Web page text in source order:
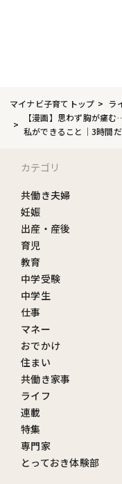
マイナビ子育てトップ ラ
【漫画】思わず胸が痛
私ができること｜3時間
カテゴリ
共働き夫婦
妊娠
出産・産後
育児
教育
中学受験
中学生
仕事
マネー
おでかけ
住まい
共働き家事
ライフ
連載
特集
専門家
とっておき体験部